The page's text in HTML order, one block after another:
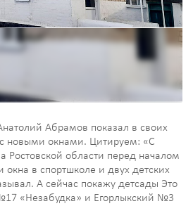
Абрамов показал в своих
с новыми окнами. Цитируем: «С
Ростовской области перед началом
окна в спортшколе и двух детских
А сейчас покажу детсады Это
«Незабудка» и Егорлыкский №3